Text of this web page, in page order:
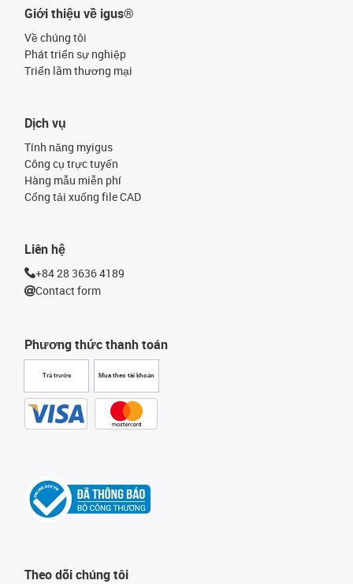
Giới thiệu về igus®
Về chúng tôi
Phát triển sự nghiệp
Triển lãm thương mại
Phương thức thanh toán
Trả trước Mua theo tài khoản
Dịch vụ
Tính năng myigus
Công cụ trực tuyến
Hàng mẫu miễn phí
Cổng tải xuống file CAD
Liên hệ
+84 28 3636 4189
Contact form
Theo dõi chúng tôi